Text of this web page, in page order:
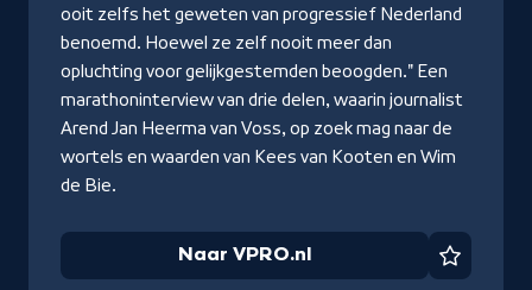
ooit zelfs het geweten van progressief Nederland
benoemd. Hoewel ze zelf nooit meer dan
opluchting voor gelijkgestemden beoogden." Een
marathoninterview van drie delen, waarin journalist
Arend Jan Heerma van Voss, op zoek mag naar de
wortels en waarden van Kees van Kooten en Wim
de Bie.
Naar VPRO.nl